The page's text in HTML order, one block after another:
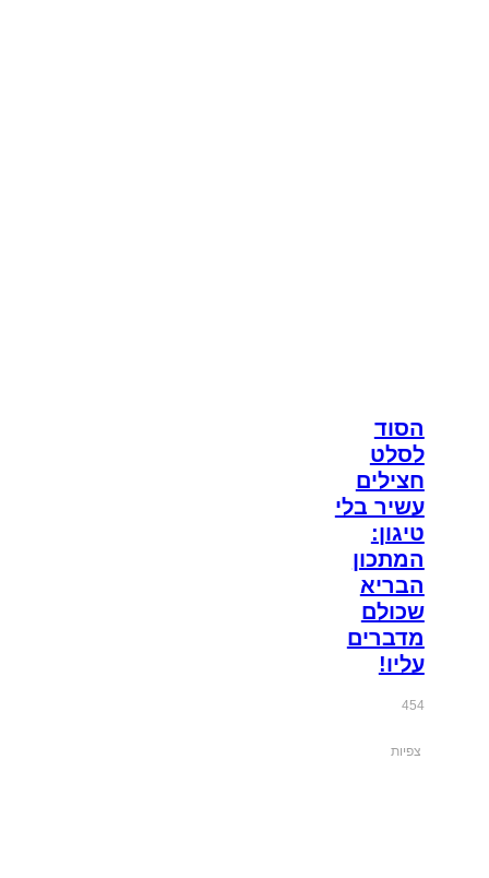
הסוד
לסלט
חצילים
עשיר בלי
טיגון:
המתכון
הבריא
שכולם
מדברים
עליו!
454
צפיות